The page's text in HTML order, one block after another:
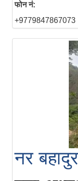
फोन नं:
+9779847867073
नर